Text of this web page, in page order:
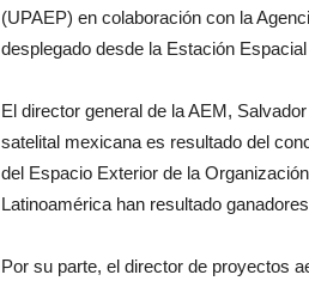
(UPAEP) en colaboración con la
desplegado desde la Estación
El director general de la AEM,
satelital mexicana es resultado del
del Espacio Exterior de la
Latinoamérica han resultado
Por su parte, el director de proyectos